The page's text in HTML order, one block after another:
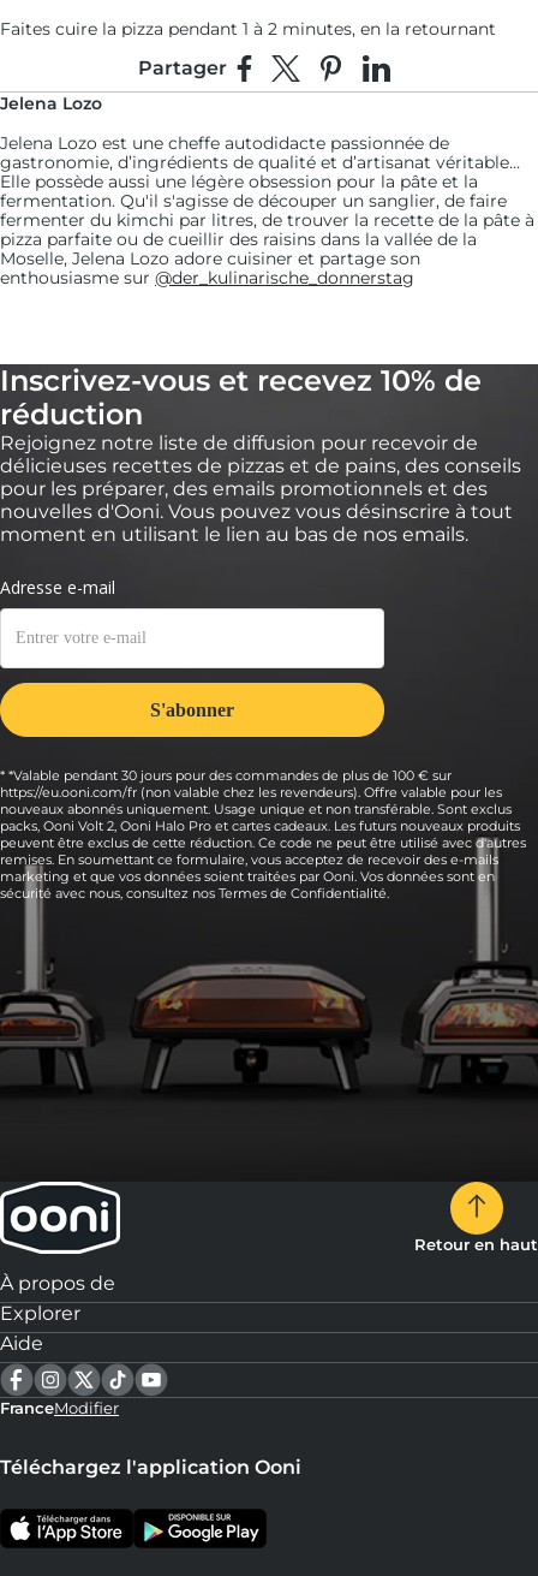
Faites cuire la pizza pendant 1 à 2 minutes, en la retournant
13:
Retirez du four et recouvrez d'une pincée de sel
marin et d'un filet de sirop de betterave et
d'huile d'olive extra vierge.
14:
Coupez, servez et dégustez !
Partager Partager sur Facebook
Partager sur X
Épingler sur Pinterest
Partager sur
Jelena Lozo
Jelena Lozo est une cheffe autodidacte passionnée de
gastronomie, d’ingrédients de qualité et d’artisanat véritable…
Elle possède aussi une légère obsession pour la pâte et la
fermentation. Qu'il s'agisse de découper un sanglier, de faire
fermenter du kimchi par litres, de trouver la recette de la pâte à
pizza parfaite ou de cueillir des raisins dans la vallée de la
Moselle, Jelena Lozo adore cuisiner et partage son
enthousiasme sur @der_kulinarische_donnerstag
Inscrivez-vous et recevez 10% de
réduction
Rejoignez notre liste de diffusion pour recevoir de
délicieuses recettes de pizzas et de pains, des conseils
pour les préparer, des emails promotionnels et des
nouvelles d'Ooni. Vous pouvez vous désinscrire à tout
moment en utilisant le lien au bas de nos emails.
* *Valable pendant 30 jours pour des commandes de plus de 100 € sur
https://eu.ooni.com/fr (non valable chez les revendeurs). Offre valable pour les
nouveaux abonnés uniquement. Usage unique et non transférable. Sont exclus
packs, Ooni Volt 2, Ooni Halo Pro et cartes cadeaux. Les futurs nouveaux produits
peuvent être exclus de cette réduction. Ce code ne peut être utilisé avec d'autres
remises. En soumettant ce formulaire, vous acceptez de recevoir des e-mails
marketing et que vos données soient traitées par Ooni. Vos données sont en
sécurité avec nous, consultez nos Termes de Confidentialité.
Retour en haut
À propos de
Explorer
Aide
FranceModifier
Téléchargez l'application Ooni